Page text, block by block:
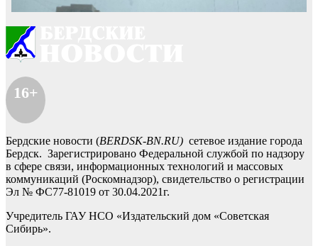
16+
Бердские новости (BERDSK-BN.RU) сетевое издание города
Бердск. Зарегистрировано Федеральной службой по надзору
в сфере связи, информационных технологий и массовых
коммуникаций (Роскомнадзор), свидетельство о регистрации
Эл № ФС77-81019 от 30.04.2021г.
Учредитель ГАУ НСО «Издательский дом «Советская
Сибирь».